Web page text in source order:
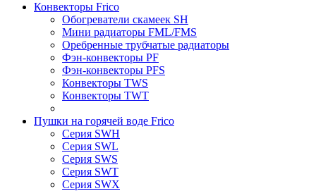
Конвекторы Frico
Обогреватели скамеек SH
Мини радиаторы FML/FMS
Оребренные трубчатые радиаторы
Фэн-конвекторы PF
Фэн-конвекторы PFS
Конвекторы TWS
Конвекторы TWT
Пушки на горячей воде Frico
Серия SWH
Серия SWL
Серия SWS
Серия SWT
Серия SWX